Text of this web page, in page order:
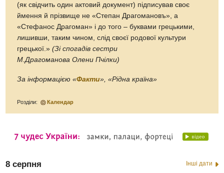
(як свідчить один актовий документ) підписував своє
ймення й прізвище не «Степан Драгомановъ», а
«Стефанос Драгоман» і до того – буквами грецькими,
лишивши, таким чином, слід своєї родової культури
грецької.»(Зі спогадів сестри
М.Драгоманова Олени Пчілки)
За інформацією «Факти», «Рідна країна»
Розділи: Календар
8 серпня Інші дати